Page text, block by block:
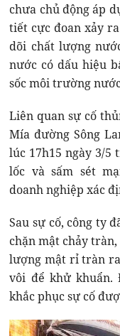
chưa chủ động áp
tiết cực đoan xảy
dõi chất lượng
nước có dấu hiệu
sốc môi trường
Liên quan sự cố
Mía đường Sông
lúc 17h15 ngày 3/5
lốc và sấm sét
doanh nghiệp xác
Sau sự cố, công ty
chặn mật chảy
lượng mật rỉ tràn
vôi để khử khuẩn.
khắc phục sự cố